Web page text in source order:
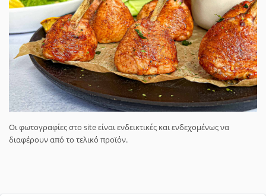
Οι φωτογραφίες στο site είναι ενδεικτικές και ενδεχομένως να
διαφέρουν από το τελικό προϊόν.